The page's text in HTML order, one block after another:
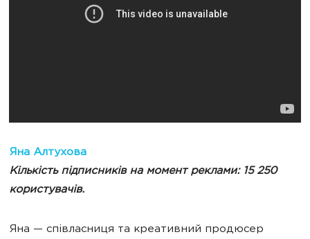
Яна Алтухова
Кількість підписників на момент реклами: 15 250
користувачів.
Яна — співласниця та креативний продюсер